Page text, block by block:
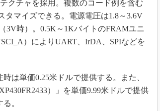
クチャを採用。複数のコード例を含む
タマイズできる。電源電圧は1.8～3.6V
3V時）。0.5K～1KバイトのFRAMユニ
）によりUART、IrDA、SPIなどを
は単価0.25米ドルで提供する。また、
）」を単価9.99米ドルで提供
。